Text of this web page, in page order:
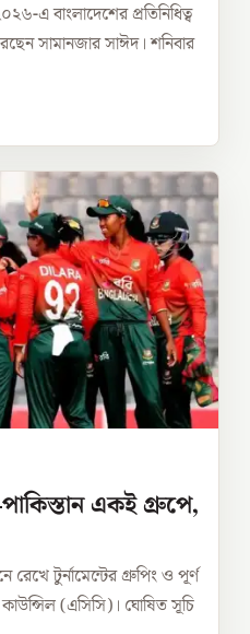
এ বাংলাদেশের প্রতিনিধিত্ব
সামানজার সাঈদ। শনিবার
একই গ্রুপে,
রেখে টুর্নামেন্টের গ্রুপিং ও পূর্ণ
(এসিসি)। ঘোষিত সূচি